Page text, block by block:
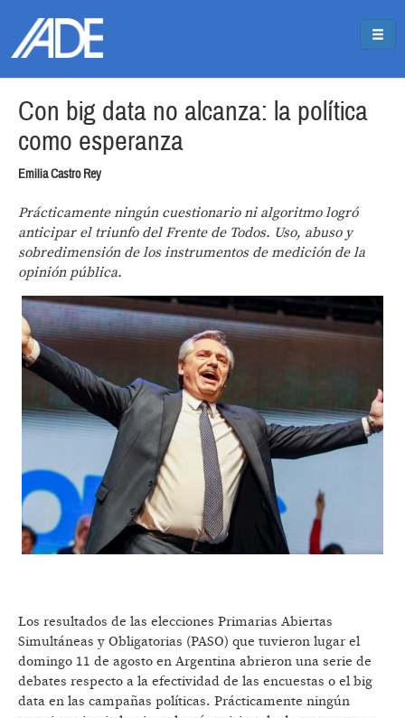
Con big data no alcanza: la política
como esperanza
Emilia Castro Rey
Prácticamente ningún cuestionario ni algoritmo logró
anticipar el triunfo del Frente de Todos. Uso, abuso y
sobredimensión de los instrumentos de medición de la
opinión pública.
Los resultados de las elecciones Primarias Abiertas
Simultáneas y Obligatorias (PASO) que tuvieron lugar el
domingo 11 de agosto en Argentina abrieron una serie de
debates respecto a la efectividad de las encuestas o el big
data en las campañas políticas. Prácticamente ningún